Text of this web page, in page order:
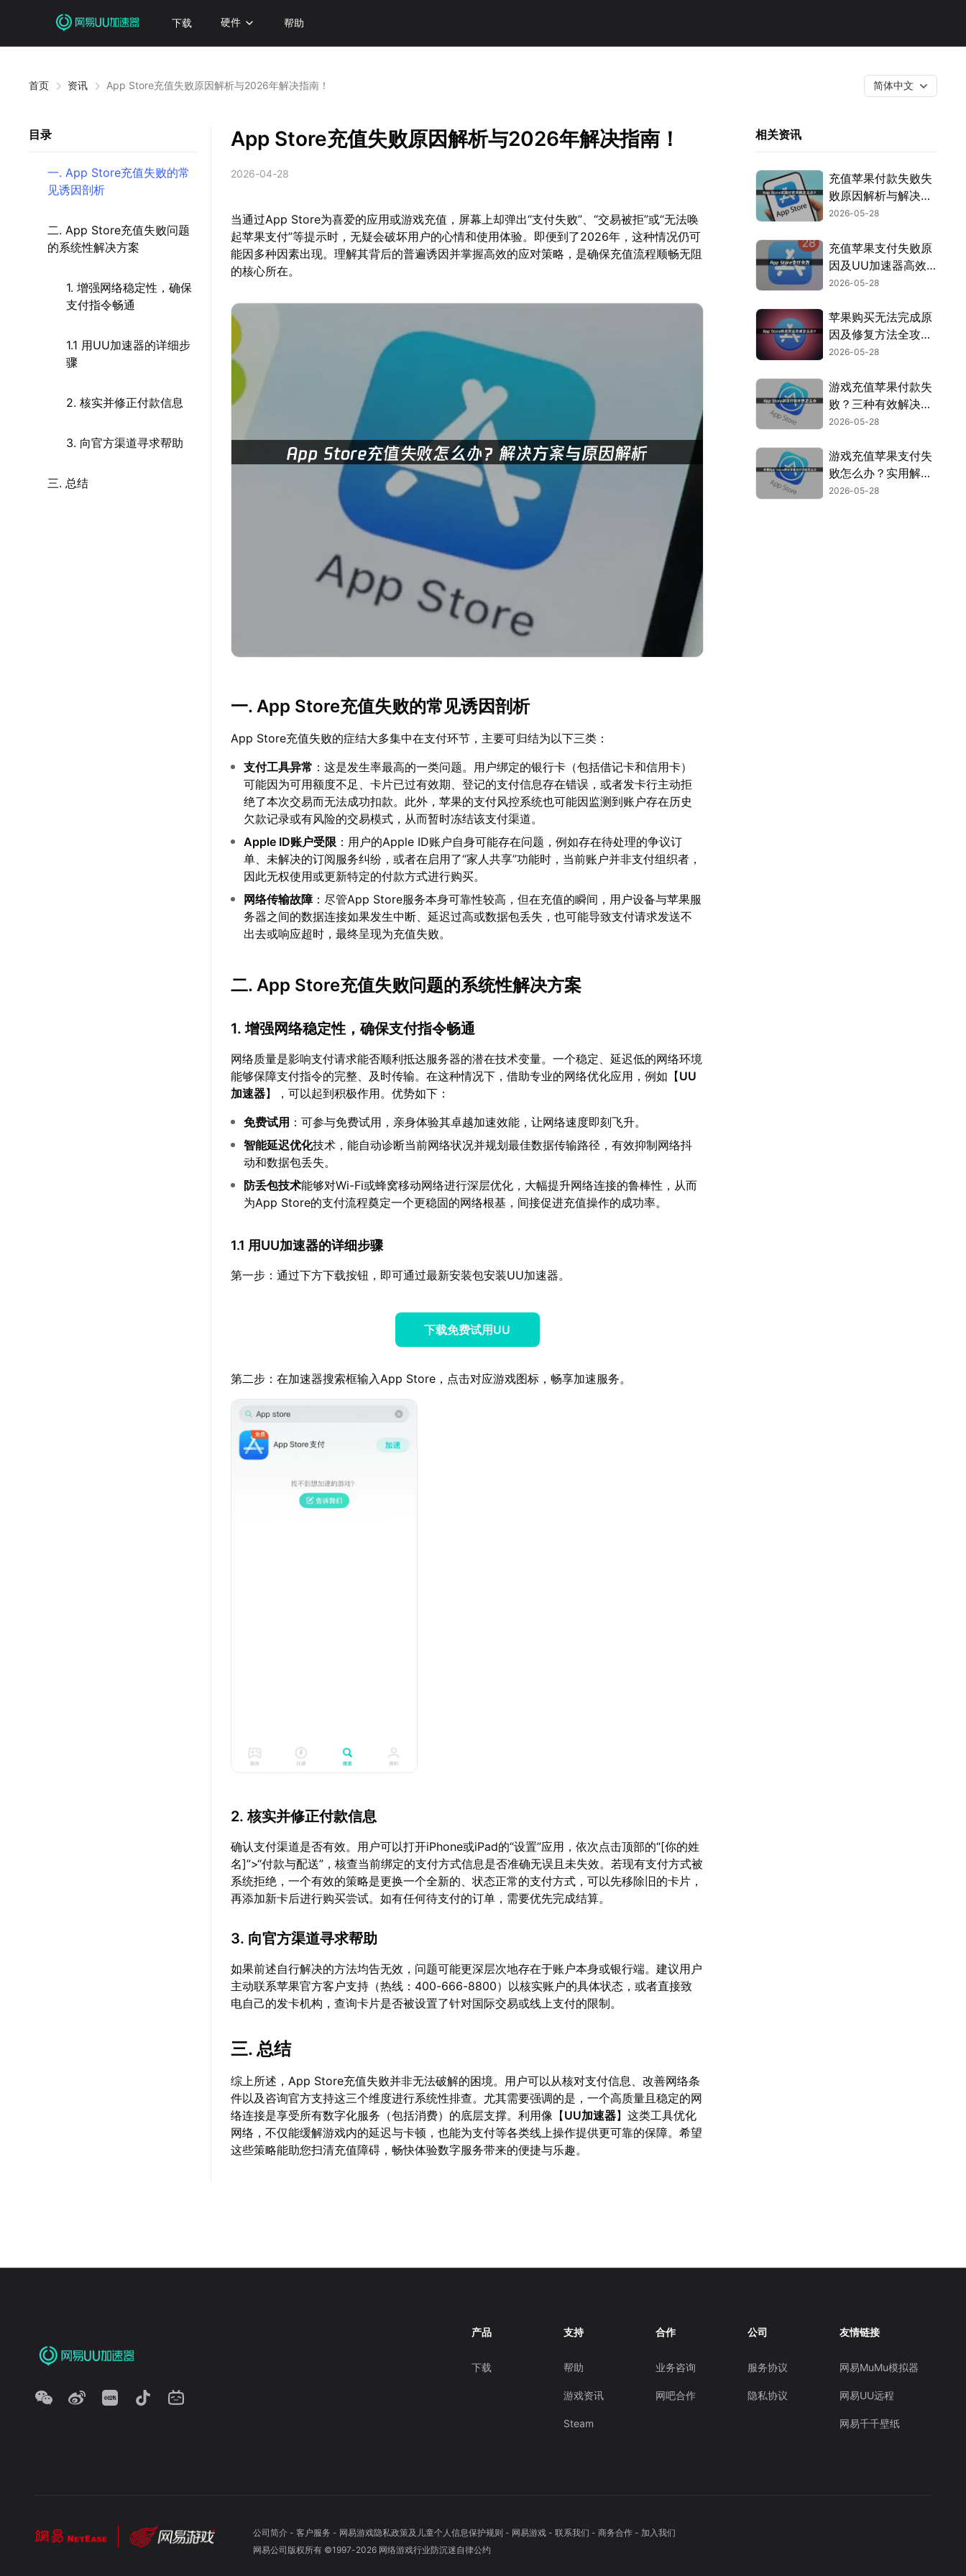
下载 硬件 帮助
首页 资讯 App Store充值失败原因解析与2026年解决指南！ 简体中文
目录
一. App Store充值失败的常
见诱因剖析
二. App Store充值失败问题
的系统性解决方案
1. 增强网络稳定性，确保
支付指令畅通
1.1 用UU加速器的详细步
骤
2. 核实并修正付款信息
3. 向官方渠道寻求帮助
三. 总结
App Store充值失败原因解析与2026年解决指南！
2026-04-28
当通过App Store为喜爱的应用或游戏充值，屏幕上却弹出“支付失败”、“交易被拒”或“无法唤
起苹果支付”等提示时，无疑会破坏用户的心情和使用体验。即便到了2026年，这种情况仍可
能因多种因素出现。理解其背后的普遍诱因并掌握高效的应对策略，是确保充值流程顺畅无阻
的核心所在。
一. App Store充值失败的常见诱因剖析
App Store充值失败的症结大多集中在支付环节，主要可归结为以下三类：
支付工具异常 ：这是发生率最高的一类问题。用户绑定的银行卡（包括借记卡和信用卡）
可能因为可用额度不足、卡片已过有效期、登记的支付信息存在错误，或者发卡行主动拒
绝了本次交易而无法成功扣款。此外，苹果的支付风控系统也可能因监测到账户存在历史
欠款记录或有风险的交易模式，从而暂时冻结该支付渠道。
Apple ID账户受限 ：用户的Apple ID账户自身可能存在问题，例如存在待处理的争议订
单、未解决的订阅服务纠纷，或者在启用了“家人共享”功能时，当前账户并非支付组织者，
因此无权使用或更新特定的付款方式进行购买。
网络传输故障：尽管App Store服务本身可靠性较高，但在充值的瞬间，用户设备与苹果服
务器之间的数据连接如果发生中断、延迟过高或数据包丢失，也可能导致支付请求发送不
出去或响应超时，最终呈现为充值失败。
二. App Store充值失败问题的系统性解决方案
1. 增强网络稳定性，确保支付指令畅通
网络质量是影响支付请求能否顺利抵达服务器的潜在技术变量。一个稳定、延迟低的网络环境
能够保障支付指令的完整、及时传输。在这种情况下，借助专业的网络优化应用，例如【UU
加速器】，可以起到积极作用。优势如下：
免费试用 ：可参与免费试用，亲身体验其卓越加速效能，让网络速度即刻飞升。
智能延迟优化技术，能自动诊断当前网络状况并规划最佳数据传输路径，有效抑制网络抖
动和数据包丢失。
防丢包技术能够对Wi-Fi或蜂窝移动网络进行深层优化，大幅提升网络连接的鲁棒性，从而
为App Store的支付流程奠定一个更稳固的网络根基，间接促进充值操作的成功率。
1.1 用UU加速器的详细步骤
第一步：通过下方下载按钮，即可通过最新安装包安装UU加速器。
下载免费试用UU
第二步：在加速器搜索框输入App Store，点击对应游戏图标，畅享加速服务。
2. 核实并修正付款信息
确认支付渠道是否有效。用户可以打开iPhone或iPad的“设置”应用，依次点击顶部的“[你的姓
名]”>“付款与配送”，核查当前绑定的支付方式信息是否准确无误且未失效。若现有支付方式被
系统拒绝，一个有效的策略是更换一个全新的、状态正常的支付方式，可以先移除旧的卡片，
再添加新卡后进行购买尝试。如有任何待支付的订单，需要优先完成结算。
3. 向官方渠道寻求帮助
如果前述自行解决的方法均告无效，问题可能更深层次地存在于账户本身或银行端。建议用户
主动联系苹果官方客户支持（热线：400-666-8800）以核实账户的具体状态，或者直接致
电自己的发卡机构，查询卡片是否被设置了针对国际交易或线上支付的限制。
三. 总结
综上所述，App Store充值失败并非无法破解的困境。用户可以从核对支付信息、改善网络条
件以及咨询官方支持这三个维度进行系统性排查。尤其需要强调的是，一个高质量且稳定的网
络连接是享受所有数字化服务（包括消费）的底层支撑。利用像【UU加速器】这类工具优化
网络，不仅能缓解游戏内的延迟与卡顿，也能为支付等各类线上操作提供更可靠的保障。希望
这些策略能助您扫清充值障碍，畅快体验数字服务带来的便捷与乐趣。
相关资讯
充值苹果付款失败失
败原因解析与解决思
路！
2026-05-28
充值苹果支付失败原
因及UU加速器高效
解决方案！
2026-05-28
苹果购买无法完成原
因及修复方法全攻
略！
2026-05-28
游戏充值苹果付款失
败？三种有效解决方
法帮你搞定！
2026-05-28
游戏充值苹果支付失
败怎么办？实用解决
方法全汇总！
2026-05-28
产品
下载
支持
帮助
游戏资讯
Steam
合作
业务咨询
网吧合作
公司
服务协议
隐私协议
友情链接
网易MuMu模拟器
网易UU远程
网易千千壁纸
公司简介- 客户服务 - 网易游戏隐私政策及儿童个人信息保护规则 - 网易游戏- 联系我们 - 商务合作- 加入我们
网易公司版权所有 ©1997-2026 网络游戏行业防沉迷自律公约